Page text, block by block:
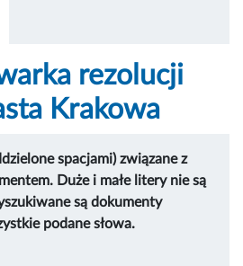
rezolucji
Krakowa
spacjami) związane z
Duże i małe litery nie są
są dokumenty
podane słowa.